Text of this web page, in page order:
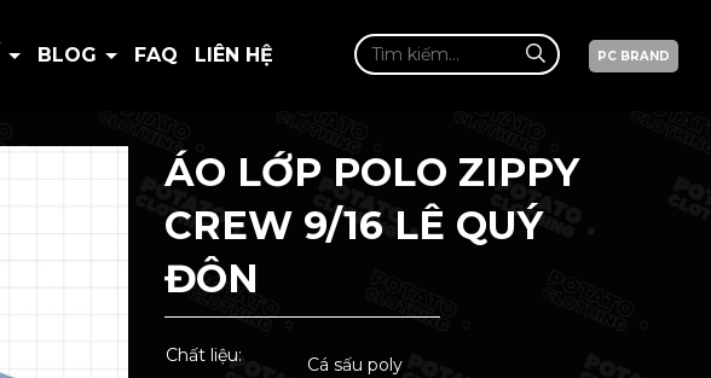
BLOG FAQ LIÊN HỆ PC BRAND
ÁO LỚP POLO ZIPPY
CREW 9/16 LÊ QUÝ
ĐÔN
Chất liệu:
Cá sấu poly